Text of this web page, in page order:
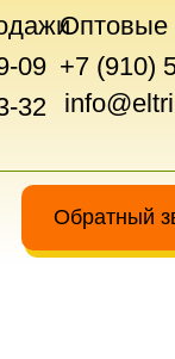
09
32
Оптовые
+7 (910)
Обратный